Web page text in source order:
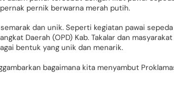
pernik berwarna merah putih.
dan unik. Seperti kegiatan pawai sepeda
Daerah (OPD) Kab. Takalar dan masyarakat
bentuk yang unik dan menarik.
bagaimana kita menyambut